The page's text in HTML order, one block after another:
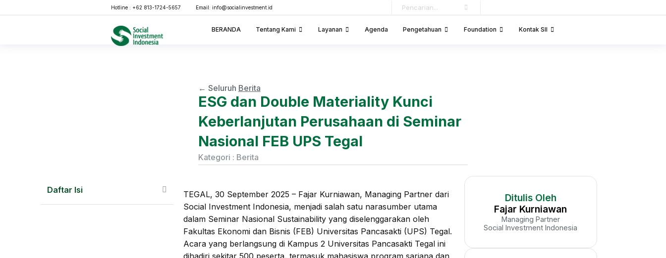
Hotline : +62 813-1724-5657 Email: info@socialinvestment.id
BERANDA Tentang Kami Layanan Agenda Pengetahuan Foundation Kontak SII
← Seluruh Berita
ESG dan Double Materiality Kunci
Keberlanjutan Perusahaan di Seminar
Nasional FEB UPS Tegal
Kategori : Berita
Daftar Isi
TEGAL, 30 September 2025 – Fajar Kurniawan, Managing Partner dari
Social Investment Indonesia, menjadi salah satu narasumber utama
dalam Seminar Nasional Sustainability yang diselenggarakan oleh
Fakultas Ekonomi dan Bisnis (FEB) Universitas Pancasakti (UPS) Tegal.
Acara yang berlangsung di Kampus 2 Universitas Pancasakti Tegal ini
dihadiri sekitar 500 peserta, termasuk mahasiswa program sarjana dan
Ditulis Oleh
Fajar Kurniawan
Managing Partner
Social Investment Indonesia